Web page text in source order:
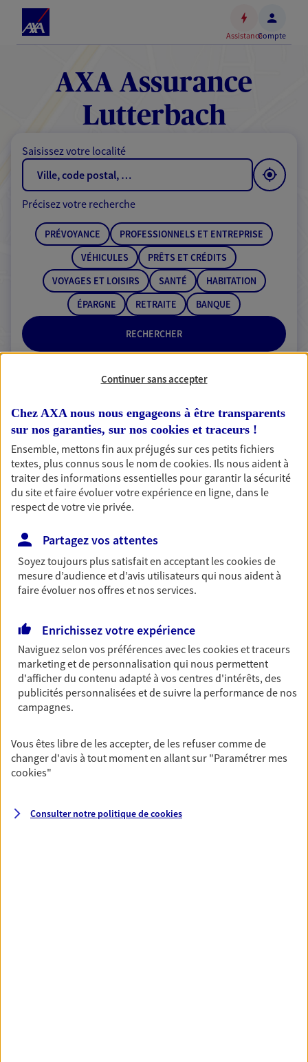
Accéder
contenu
principal
Accéder
au
de
AssistanceCompte
AXA Assurance
Lutterbach
Saisissez votre localité
RECHERCHER
Précisez votre recherche
PRÉVOYANCE
PROFESSIONNELS ET ENTREPRISE
VÉHICULES
PRÊTS ET CRÉDITS
VOYAGES ET LOISIRS
SANTÉ
HABITATION
ÉPARGNE
RETRAITE BANQUE
2 résultats correspondent à votre
recherche
Passer les
résultats
Liste Carte
Alfred Wagner
Mandataire d'Assurance AXA Epargne et
Protection
68460 Lutterbach
03 89 53 70 23
NOUS CONTACTER
VOIR NOTRE SITE WEB
Agent Général d'assurance exclusif AXA
Continuer sans accepter
Chez AXA nous nous engageons à être transparents
sur nos garanties, sur nos cookies et traceurs !
Ensemble, mettons fin aux préjugés sur ces petits fichiers
textes, plus connus sous le nom decookies. Ils nous aident à
traiter des informations essentielles pour garantir la sécurité
du site et faire évoluer votre expérience en ligne, dans le
respect de votre vie privée.
Partagez vos attentes
Soyez toujours plus satisfait en acceptant lescookiesde
mesure d’audience et d’avis utilisateurs qui nous aident à
faire évoluer nos offres et nos services.
Enrichissez votre expérience
Naviguez selon vos préférences avec lescookies et traceurs
marketing et de personnalisation qui nous permettent
d'afficher du contenu adapté à vos centres d'intérêts, des
publicités personnalisées et de suivre la performance de nos
campagnes.
Vous êtes libre de les accepter, de les refuser comme de
changer d'avis à tout moment en allant sur "Paramétrer mes
cookies"
Consulter notre politique decookies